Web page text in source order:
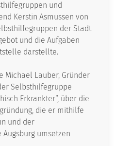
und
Kerstin Asmussen von
der Stadt
und die Aufgaben
darstellte.
Michael Lauber, Gründer
Selbsthilfegruppe
Erkrankter“, über die
die er mithilfe
und der
umsetzen